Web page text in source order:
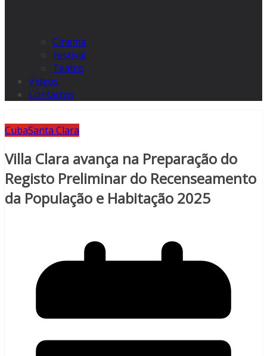
Cinema
Festival
Teatro
Videos
Contactos
CubaSanta Clara
Villa Clara avança na Preparação do
Registo Preliminar do Recenseamento
da População e Habitação 2025